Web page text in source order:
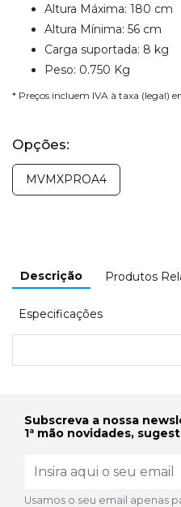
Altura Máxima: 180 cm
Altura Mínima: 56 cm
Carga suportada: 8 kg
Peso: 0.750 Kg
* Preços incluem IVA à taxa (legal)
Opções:
MVMXPROA4
Descrição Produtos
Especificações
Subscreva a nossa
1ª mão novidades,
Usamos o seu email apenas